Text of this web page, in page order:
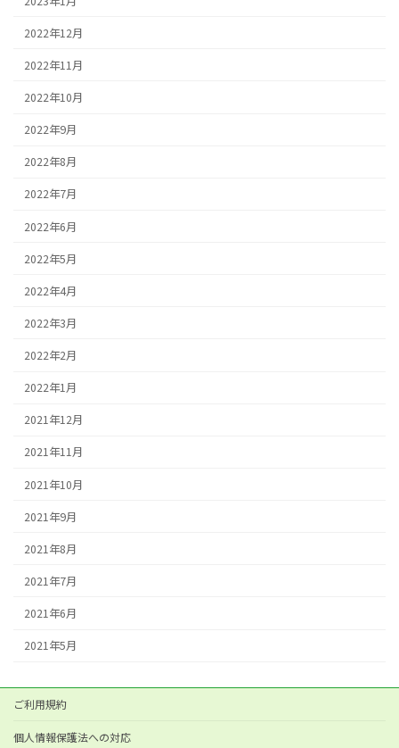
2022年12月
2022年11月
2022年10月
2022年9月
2022年8月
2022年7月
2022年6月
2022年5月
2022年4月
2022年3月
2022年2月
2022年1月
2021年12月
2021年11月
2021年10月
2021年9月
2021年8月
2021年7月
2021年6月
2021年5月
ご利用規約
個人情報保護法への対応